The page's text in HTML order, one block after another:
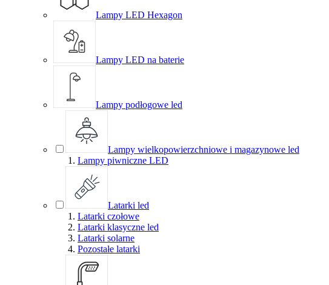
Lampy LED Hexagon
Lampy LED na baterie
Lampy podłogowe led
Lampy wielkopowierzchniowe i magazynowe led
Lampy piwniczne LED
Latarki led
Latarki czołowe
Latarki klasyczne led
Latarki solarne
Pozostałe latarki